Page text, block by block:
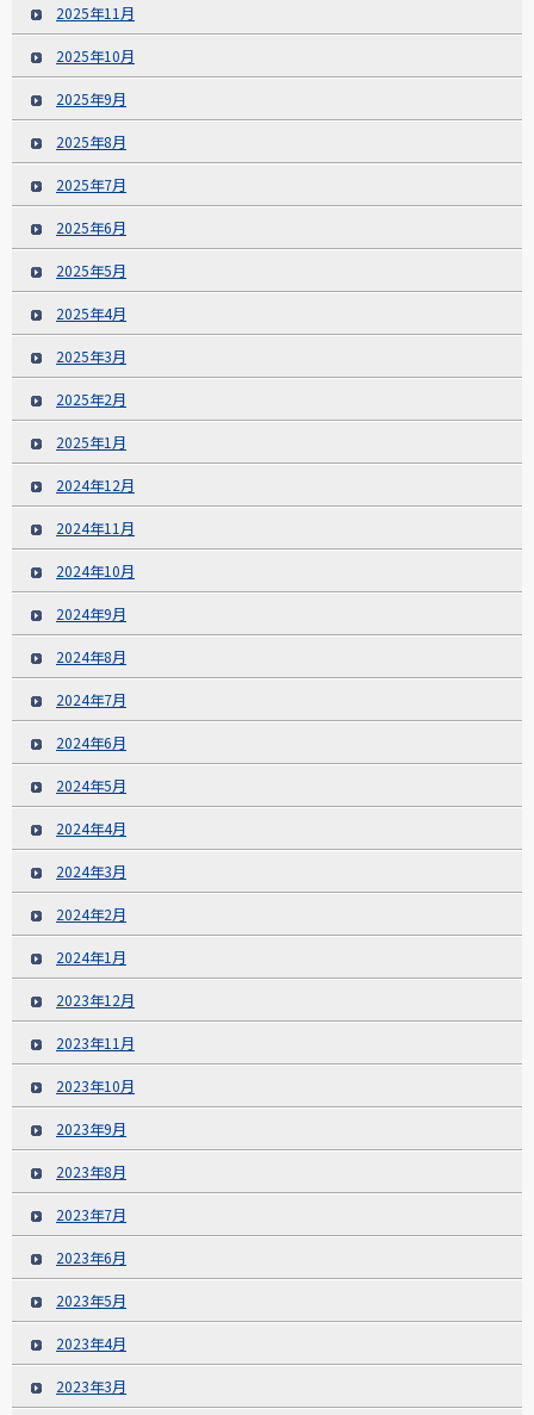
2025年11月
2025年10月
2025年9月
2025年8月
2025年7月
2025年6月
2025年5月
2025年4月
2025年3月
2025年2月
2025年1月
2024年12月
2024年11月
2024年10月
2024年9月
2024年8月
2024年7月
2024年6月
2024年5月
2024年4月
2024年3月
2024年2月
2024年1月
2023年12月
2023年11月
2023年10月
2023年9月
2023年8月
2023年7月
2023年6月
2023年5月
2023年4月
2023年3月